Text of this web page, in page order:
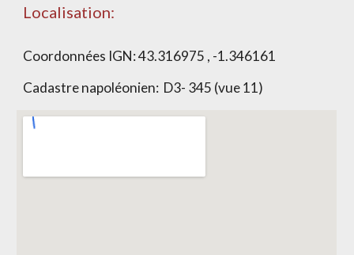
Localisation:
Coordonnées IGN:43.316975 , -1.346161
Cadastre napoléonien: D3- 345 (vue 11)